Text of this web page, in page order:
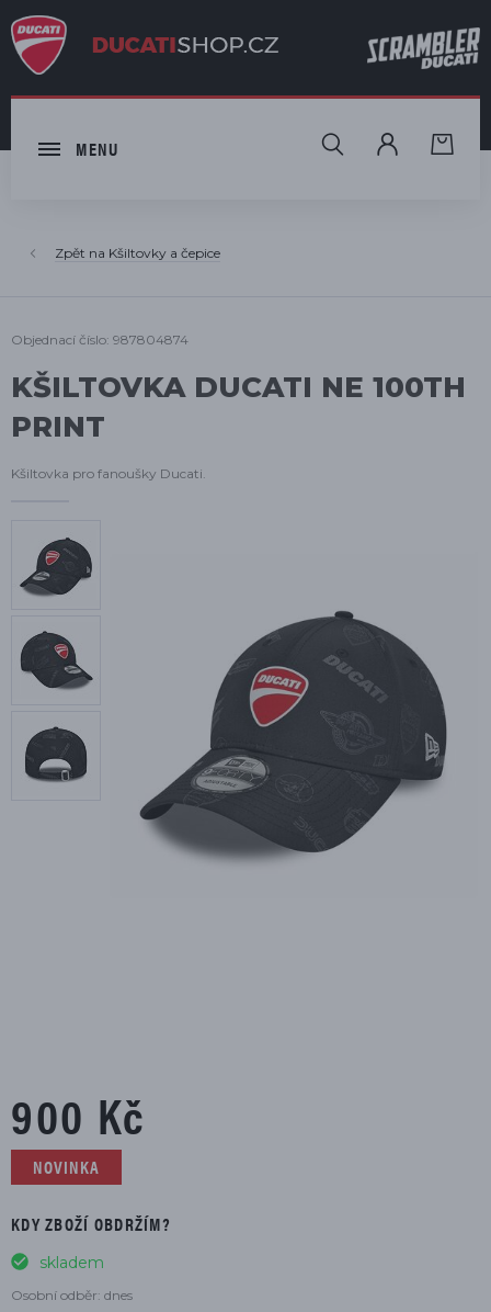
MENU HLEDAT
Kšiltovky a čepice
Objednací číslo: 987804874
KŠILTOVKA DUCATI NE 100TH
PRINT
Kšiltovka pro fanoušky Ducati.
900 Kč
NOVINKA
KDY ZBOŽÍ OBDRŽÍM?
skladem
Osobní odběr: dnes